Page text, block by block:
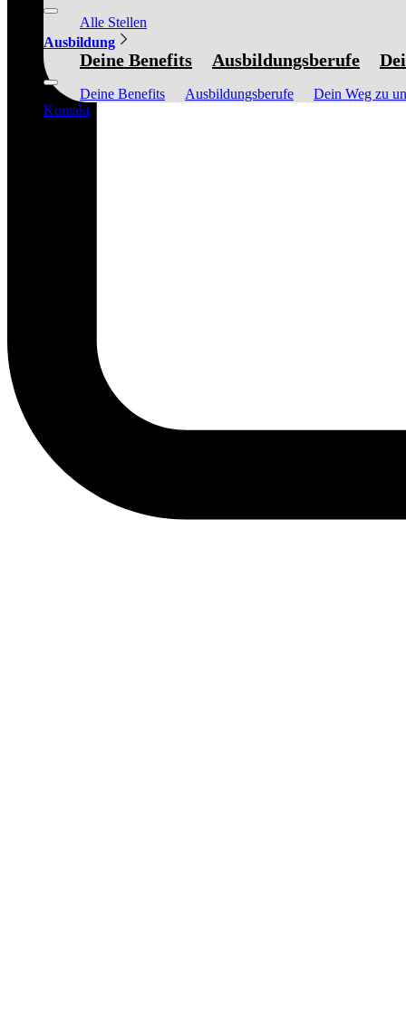
Alle Stellen
Ausbildung
Deine Benefits Ausbildungsberufe
Deine Benefits Ausbildungsberufe
Dein Weg zu
Kontakt